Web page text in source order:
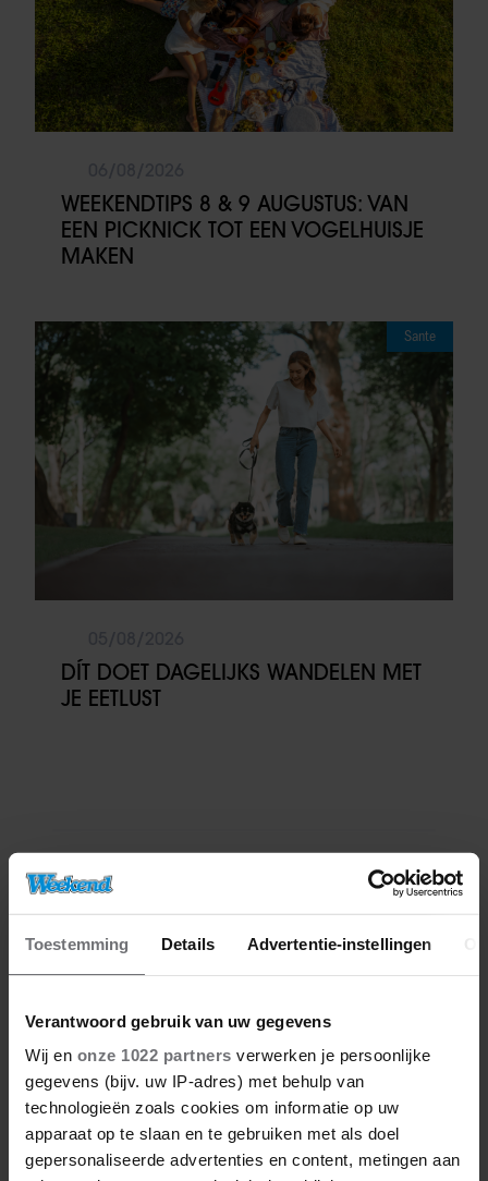
Toestemming Details Advertentie-instellingen
Verantwoord gebruik van uw gegevens
Wij en onze 1022 partners verwerken je persoonlijke
gegevens (bijv. uw IP-adres) met behulp van
technologieën zoals cookies om informatie op uw
apparaat op te slaan en te gebruiken met als doel
gepersonaliseerde advertenties en content, metingen aan
WEEKENDTIPS 8 & 9 AUGUSTUS: VAN
EEN PICKNICK TOT EEN VOGELHUISJE
MAKEN
Sante
DÍT DOET DAGELIJKS WANDELEN MET
JE EETLUST
Meer van Redactie